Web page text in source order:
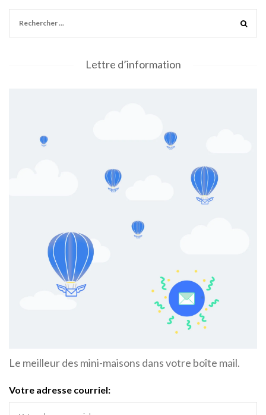
Lettre d’information
Le meilleur des mini-maisons dans votre boîte mail.
Votre adresse courriel: